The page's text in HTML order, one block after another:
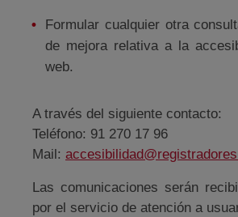
Formular cualquier otra
de mejora relativa a la
web.
A través del siguiente contacto:
Teléfono: 91 270 17 96
Mail:
Las comunicaciones serán
por el servicio de atención a